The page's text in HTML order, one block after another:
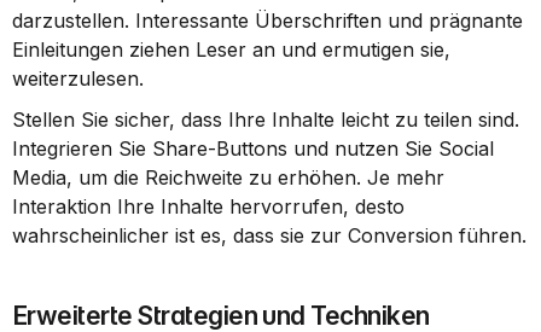
darzustellen. Interessante Überschriften und prägnante
Einleitungen ziehen Leser an und ermutigen sie,
weiterzulesen.
Stellen Sie sicher, dass Ihre Inhalte leicht zu teilen sind.
Integrieren Sie Share-Buttons und nutzen Sie Social
Media, um die Reichweite zu erhöhen. Je mehr
Interaktion Ihre Inhalte hervorrufen, desto
wahrscheinlicher ist es, dass sie zur Conversion führen.
Erweiterte Strategien und Techniken